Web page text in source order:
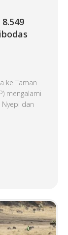
ke Taman
mengalami
dan